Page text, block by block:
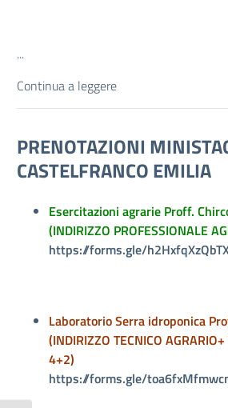
...
Continua a leggere
PRENOTAZIONI
CASTELFRANCO EMILIA
Esercitazioni agrarie Proff.
(INDIRIZZO PROFESSIONALE
https://forms.gle/
Laboratorio Serra idroponica
(INDIRIZZO TECNICO
4+2)
https://forms.gle/